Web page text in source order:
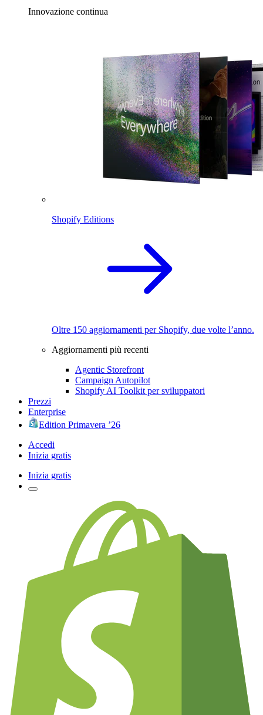
Innovazione continua
Shopify Editions
Oltre 150 aggiornamenti per Shopify, due volte l’anno.
Aggiornamenti più recenti
Agentic Storefront
Campaign Autopilot
Shopify AI Toolkit per sviluppatori
Prezzi
Enterprise
Edition Primavera ’26
Accedi
Inizia gratis
Inizia gratis